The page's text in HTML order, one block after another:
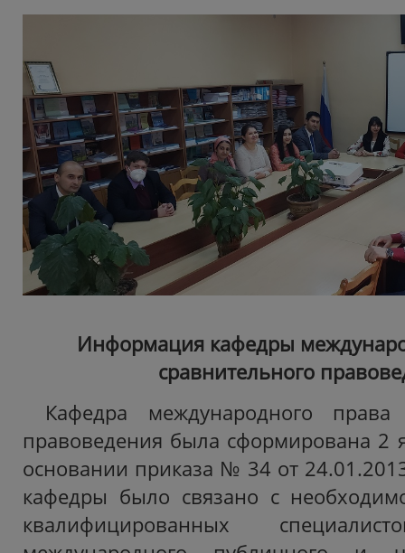
Информация кафедры
сравнительного
Кафедра международного права
правоведения была сформирована 2
основании приказа № 34 от
кафедры было связано с
квалифицированных